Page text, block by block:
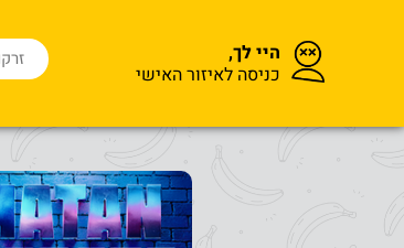
היי לך,
כניסה לאיזור האישי